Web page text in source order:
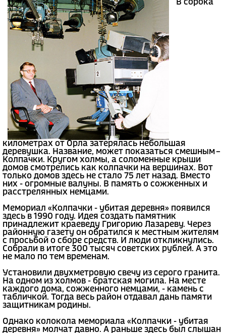
В сорока
километрах от Орла затерялась небольшая
деревушка. Название, может показаться смешным –
Колпачки. Кругом холмы, а соломенные крыши
домов смотрелись как колпачки на вершинах. Вот
только домов здесь не стало 75 лет назад. Вместо
них - огромные валуны. В память о сожженных и
расстрелянных немцами.
Мемориал «Колпачки - убитая деревня» появился
здесь в 1990 году. Идея создать памятник
принадлежит краеведу Григорию Лазареву. Через
районную газету он обратился к местным жителям
с просьбой о сборе средств. И люди откликнулись.
Собрали в итоге 300 тысяч советских рублей. А это
не мало по тем временам.
Установили двухметровую свечу из серого гранита.
На одном из холмов - братская могила. На месте
каждого дома, сожженного немцами, - камень с
табличкой. Тогда весь район отдавал дань памяти
защитникам родины.
Однако колокола мемориала «Колпачки - убитая
деревня» молчат давно. А раньше здесь был слышан